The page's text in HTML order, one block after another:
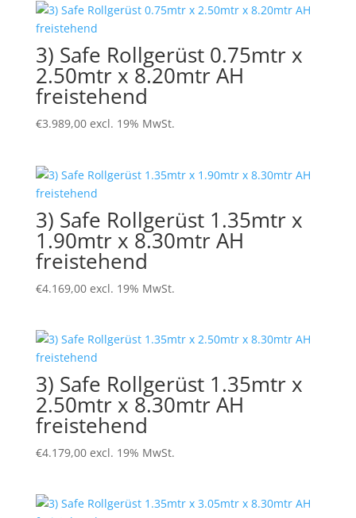
3) Safe Rollgerüst 0.75mtr x
2.50mtr x 8.20mtr AH
freistehend
€3.989,00 excl. 19% MwSt.
3) Safe Rollgerüst 1.35mtr x
1.90mtr x 8.30mtr AH
freistehend
€4.169,00 excl. 19% MwSt.
3) Safe Rollgerüst 1.35mtr x
2.50mtr x 8.30mtr AH
freistehend
€4.179,00 excl. 19% MwSt.